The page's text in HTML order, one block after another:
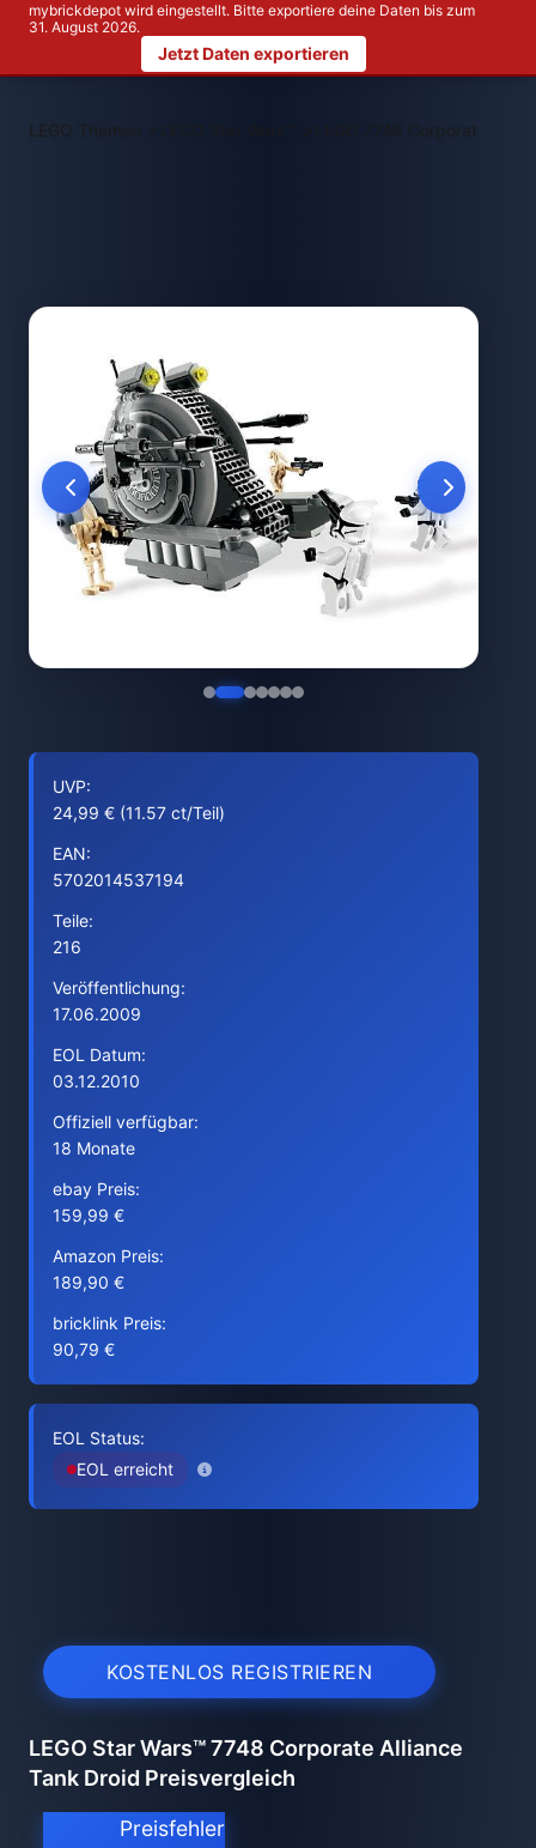
mybrickdepot wird eingestellt. Bitte exportiere deine Daten bis zum
31. August 2026.
Jetzt Daten exportieren
LEGO Themen > LEGO 7748 Corporate
UVP:
24,99 € (11.57 ct/Teil)
EAN:
5702014537194
Teile:
216
Veröffentlichung:
17.06.2009
EOL Datum:
03.12.2010
Offiziell verfügbar:
18 Monate
ebay Preis:
159,99 €
Amazon Preis:
189,90 €
bricklink Preis:
90,79 €
EOL Status:
EOL erreicht
KOSTENLOS REGISTRIEREN
LEGO Star Wars™ 7748 Corporate Alliance
Tank Droid Preisvergleich
Preisfehler